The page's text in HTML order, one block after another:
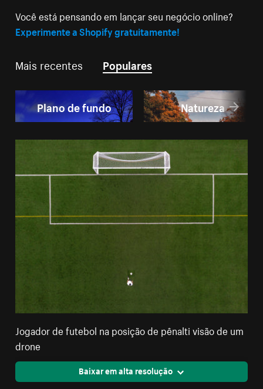
Você está pensando em lançar seu negócio online?
Experimente a Shopify gratuitamente!
Mais recentes Populares
Plano de fundo Natureza
Jogador de futebol na posição de pênalti visão de um
drone
Baixar em alta resolução